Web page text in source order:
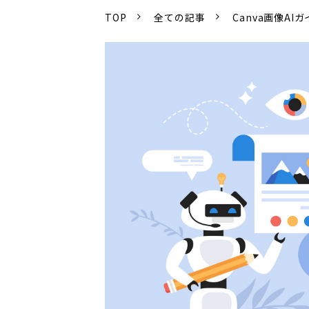
TOP 全ての記事 Canva画像AIガ